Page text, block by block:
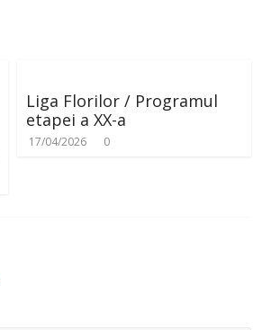
Liga Florilor / Programul
etapei a XX-a
17/04/2026 0